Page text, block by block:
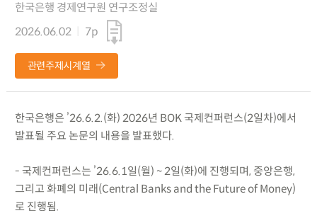
한국은행 경제연구원 연구조정실
2026.06.02
7p
관련주제시계열
한국은행은 ’26.6.2.(화) 2026년 BOK 국제컨퍼런스(2일차)에서
발표될 주요 논문의 내용을 발표했다.
- 국제컨퍼런스는 ’26.6.1일(월) ~ 2일(화)에 진행되며, 중앙은행,
그리고 화폐의 미래(Central Banks and the Future of Money)
로 진행됨.